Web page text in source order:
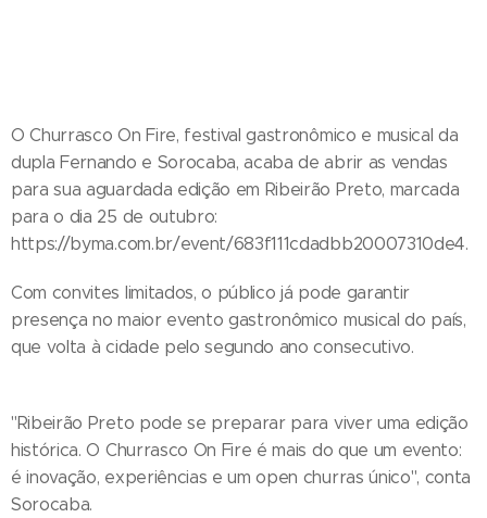
O Churrasco On Fire, festival gastronômico e musical da
dupla Fernando e Sorocaba, acaba de abrir as vendas
para sua aguardada edição em Ribeirão Preto, marcada
para o dia 25 de outubro:
https://byma.com.br/event/683f111cdadbb20007310de4.
Com convites limitados, o público já pode garantir
presença no maior evento gastronômico musical do país,
que volta à cidade pelo segundo ano consecutivo.
"Ribeirão Preto pode se preparar para viver uma edição
histórica. O Churrasco On Fire é mais do que um evento:
é inovação, experiências e um open churras único", conta
Sorocaba.